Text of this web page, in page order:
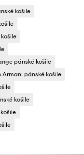
košile
pánské košile
Armani pánské košile
košile